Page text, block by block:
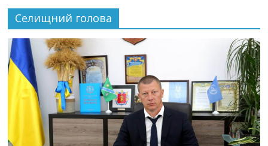
Селищний голова